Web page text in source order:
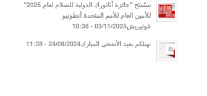
ستُمنَح "جائزة أتاتورك الدولية للسلام لعام 2025"
للأمين العام للأمم المتحدة أنطونيو
غوتيريش03/11/2025 - 10:38
نهنئكم بعيد الأضحى المبارك24/06/2024 - 11:28